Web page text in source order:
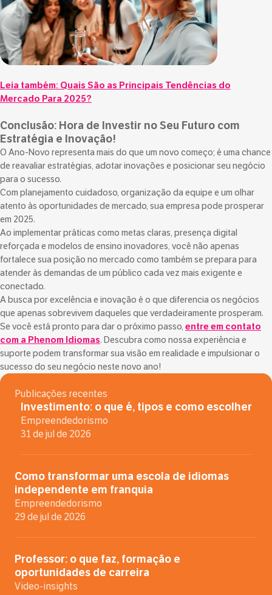
Leia também: Quais São as Principais Tendências do
Mercado Para 2025?
Conclusão: Hora de Investir no Seu Futuro com
Estratégia e Inovação!
O Ano-Novo representa mais do que um novo começo; é uma chance
de reavaliar estratégias, adotar inovações e posicionar seu negócio
para o sucesso.
Com planejamento cuidadoso, organização da equipe e um olhar
atento às oportunidades de mercado, sua empresa pode prosperar
em 2025.
Ao implementar práticas como metas claras, presença digital
reforçada e modelos de ensino inovadores, você não apenas
fortalece sua posição no mercado como também se prepara para
atender às demandas de um público cada vez mais exigente e
conectado.
A busca por excelência e inovação é o que diferencia os negócios
que apenas sobrevivem daqueles que verdadeiramente prosperam.
Se você está pronto para dar o próximo passo, entre em contato
com a Phenom Idiomas. Descubra como nossa experiência e
suporte podem transformar sua visão em realidade e impulsionar o
sucesso do seu negócio neste novo ano!
Publicações recentes
Investimento: o que é, tipos e como escolher
Empreendedorismo
31 de jul de 2026
Como transformar uma escola de idiomas
independente em franquia
Empreendedorismo
29 de jul de 2026
Professor: o que faz, formação e
oportunidades de carreira
Video-insights